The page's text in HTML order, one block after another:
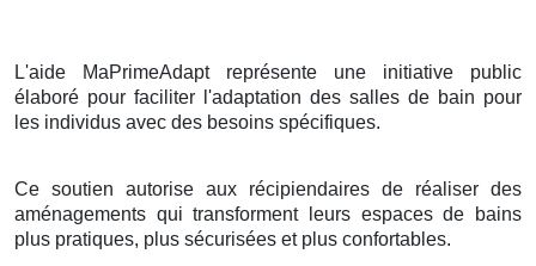
L'aide MaPrimeAdapt représente une initiative public
élaboré pour faciliter l'adaptation des salles de bain pour
les individus avec des besoins spécifiques.
Ce soutien autorise aux récipiendaires de réaliser des
aménagements qui transforment leurs espaces de bains
plus pratiques, plus sécurisées et plus confortables.